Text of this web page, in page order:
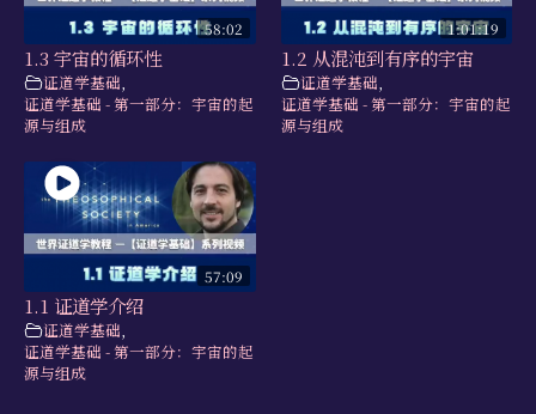
58:02
1.3 宇宙的循环性
证道学基础,
证道学基础 - 第一部分：宇宙的起
源与组成
1:01:19
1.2 从混沌到有序的宇宙
证道学基础,
证道学基础 - 第一部分：宇宙的起
源与组成
57:09
1.1 证道学介绍
证道学基础,
证道学基础 - 第一部分：宇宙的起
源与组成